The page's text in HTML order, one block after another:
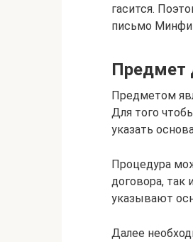
гасится.
письмо
Предмет
Предметом
Для того
указать
Процедура
договора, так
указывают
Далее